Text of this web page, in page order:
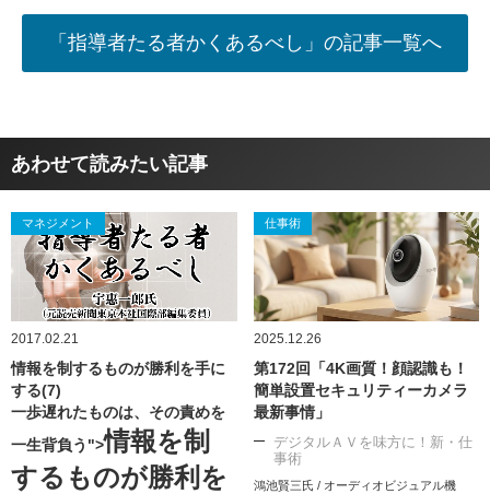
「指導者たる者かくあるべし」の記事一覧へ
あわせて読みたい記事
マネジメント
2017.02.21
情報を制するものが勝利を手に
する(7)
一歩遅れたものは、その責めを
一生背負う">情報を制
するものが勝利を
仕事術
2025.12.26
第172回「4K画質！顔認識も！
簡単設置セキュリティーカメラ
最新事情」
デジタルＡＶを味方に！新・仕
事術
鴻池賢三氏 / オーディオビジュアル機